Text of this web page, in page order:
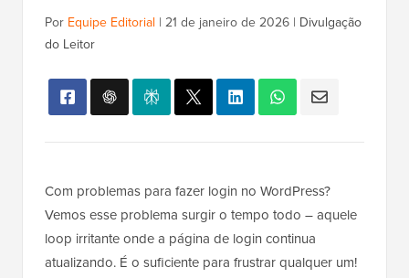
Por Equipe Editorial | 21 de janeiro de 2026 | Divulgação
do Leitor
Com problemas para fazer login no WordPress?
Vemos esse problema surgir o tempo todo – aquele
loop irritante onde a página de login continua
atualizando. É o suficiente para frustrar qualquer um!